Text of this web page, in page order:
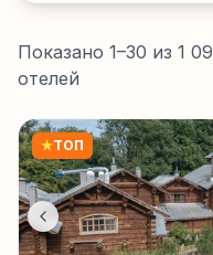
Показано 1–30 из 1
отелей
★ТОП